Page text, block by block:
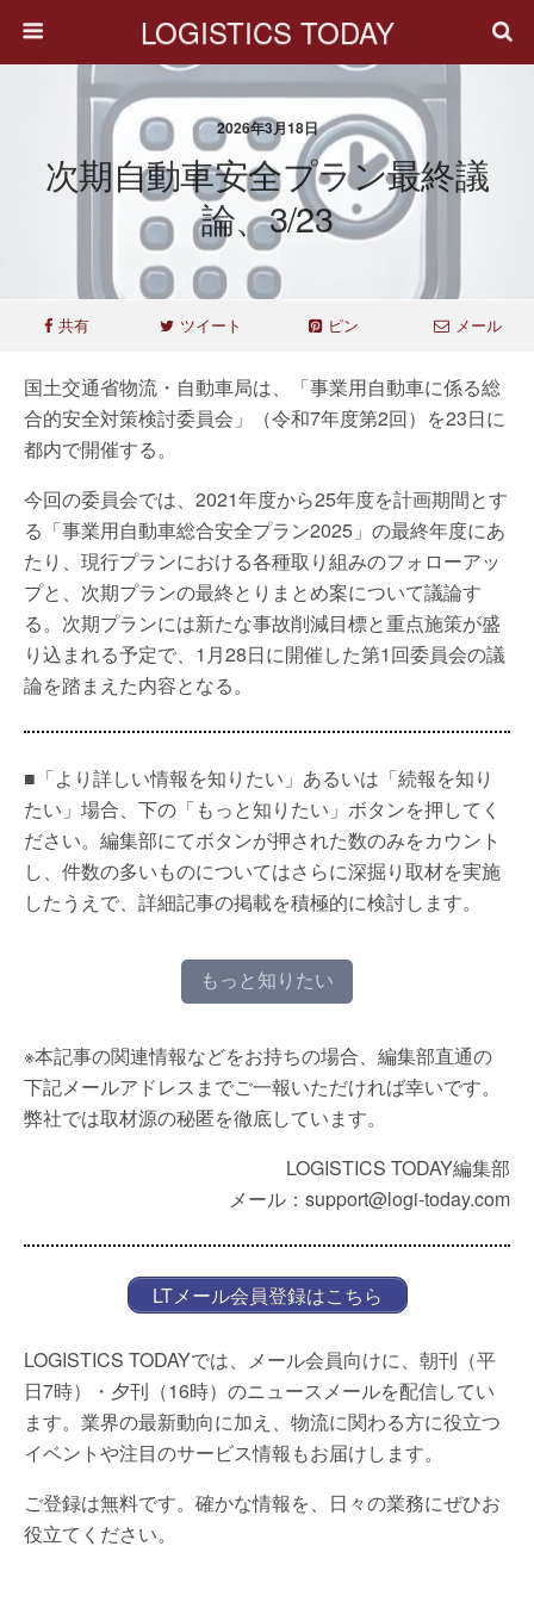
LOGISTICS TODAY
2026年3月18日
次期自動車安全プラン最終議
論、3/23
共有 ツイート ピン メール
国土交通省物流・自動車局は、「事業用自動車に係る総
合的安全対策検討委員会」（令和7年度第2回）を23日に
都内で開催する。
今回の委員会では、2021年度から25年度を計画期間とす
る「事業用自動車総合安全プラン2025」の最終年度にあ
たり、現行プランにおける各種取り組みのフォローアッ
プと、次期プランの最終とりまとめ案について議論す
る。次期プランには新たな事故削減目標と重点施策が盛
り込まれる予定で、1月28日に開催した第1回委員会の議
論を踏まえた内容となる。
■「より詳しい情報を知りたい」あるいは「続報を知り
たい」場合、下の「もっと知りたい」ボタンを押してく
ださい。編集部にてボタンが押された数のみをカウント
し、件数の多いものについてはさらに深掘り取材を実施
したうえで、詳細記事の掲載を積極的に検討します。
もっと知りたい
※本記事の関連情報などをお持ちの場合、編集部直通の
下記メールアドレスまでご一報いただければ幸いです。
弊社では取材源の秘匿を徹底しています。
LOGISTICS TODAY編集部
メール：support@logi-today.com
LTメール会員登録はこちら
LOGISTICS TODAYでは、メール会員向けに、朝刊（平
日7時）・夕刊（16時）のニュースメールを配信してい
ます。業界の最新動向に加え、物流に関わる方に役立つ
イベントや注目のサービス情報もお届けします。
ご登録は無料です。確かな情報を、日々の業務にぜひお
役立てください。